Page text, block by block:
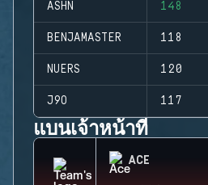
ASHN 148
BENJAMASTER 118
NUERS 120
J9O 117
แบนเจ้าหน้าที่
ACE